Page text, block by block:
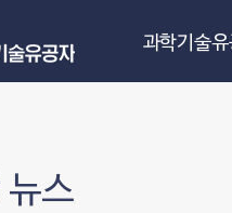
과학기술
뉴스